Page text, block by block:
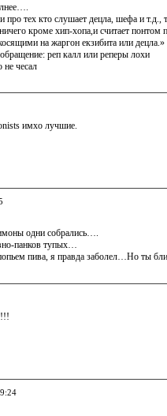
про тех кто слушает децла, шефа и
кроме хип-хопа,и считает
на жаргон екзибита или
реп калл или реперы лохи
не чесал
имхо лучшие.
одни собрались….
панков тупых…
пива, я правда заболел…Но ты